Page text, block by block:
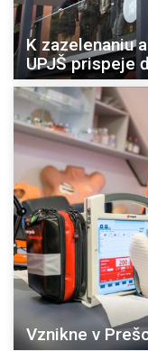
K zazelenaniu
UPJŠ prispeje
Vznikne v